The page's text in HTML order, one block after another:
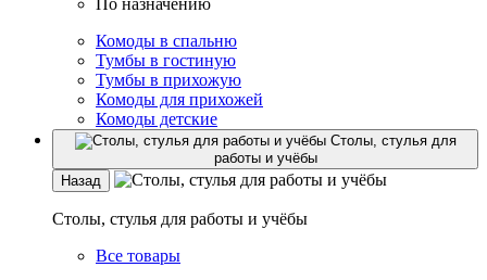
По назначению
Комоды в спальню
Тумбы в гостиную
Тумбы в прихожую
Комоды для прихожей
Комоды детские
Столы, стулья для
работы и учёбы
Назад
Столы, стулья для работы и учёбы
Все товары